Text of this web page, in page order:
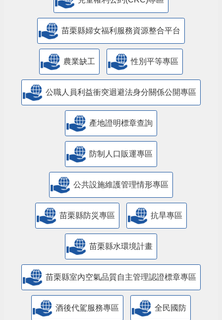
苗栗縣婦女福利服務資源整合平台
農業缺工 性別平等專區
公職人員利益衝突迴避法身分關係公開專區
產地證明標章查詢
防制人口販運專區
​公共設施維護管理情形專區
苗栗縣防災專區 抗旱專區
苗栗縣水環境計畫
苗栗縣室內空氣品質自主管理認證標章專區
酒後代駕服務專區 全民國防